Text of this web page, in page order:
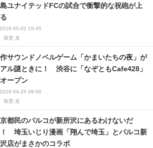
2016-05-02 18:45
珠里 友
ユナイテッドFCの試合で衝撃的な祝砲が上
2016-04-26 08:00
珠里 友
サウンドノベルゲーム「かまいたちの夜」が
アル謎ときに！ 渋谷に「なぞともCafe428」
ープン
都民のパルコが新所沢にあるわけないだ
埼玉いじり漫画「翔んで埼玉」とパルコ新
店がまさかのコラボ